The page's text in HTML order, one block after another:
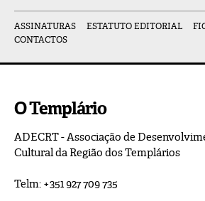
ASSINATURAS ESTATUTO EDITORIAL
CONTACTOS
O Templário
ADECRT - Associação de
Cultural da Região dos Templários
Telm: +351 927 709 735